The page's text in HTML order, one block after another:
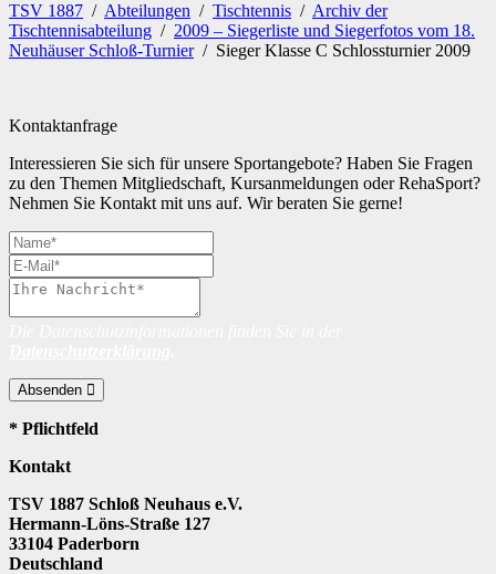
TSV 1887 / Abteilungen / Tischtennis / Archiv der
Tischtennisabteilung / 2009 – Siegerliste und Siegerfotos vom 18.
Neuhäuser Schloß-Turnier/ Sieger Klasse C Schlossturnier 2009
Kontaktanfrage
Interessieren Sie sich für unsere Sportangebote? Haben Sie Fragen
zu den Themen Mitgliedschaft, Kursanmeldungen oder RehaSport?
Nehmen Sie Kontakt mit uns auf. Wir beraten Sie gerne!
Absenden
* Pflichtfeld
Kontakt
TSV 1887 Schloß Neuhaus e.V.
Hermann-Löns-Straße 127
33104 Paderborn
Deutschland